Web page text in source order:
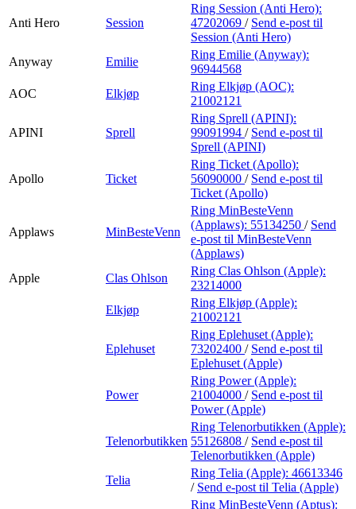
Anti Hero Session
Ring Session (Anti Hero):
47202069 / Send e-post til
Session (Anti Hero)
Anyway
Emilie
Ring Emilie (Anyway):
96944568
AOC
Elkjøp
Ring Elkjøp (AOC):
21002121
APINI Sprell
Ring Sprell (APINI):
99091994 / Send e-post til
Sprell (APINI)
Apollo Ticket
Ring Ticket (Apollo):
56090000 / Send e-post til
Ticket (Apollo)
Applaws MinBesteVenn
Ring MinBesteVenn
(Applaws): 55134250 / Send
e-post til MinBesteVenn
(Applaws)
Apple
Clas Ohlson
Ring Clas Ohlson (Apple):
23214000
Elkjøp
Ring Elkjøp (Apple):
21002121
Eplehuset
Ring Eplehuset (Apple):
73202400 / Send e-post til
Eplehuset (Apple)
Power
Ring Power (Apple):
21004000 / Send e-post til
Power (Apple)
Telenorbutikken
Ring Telenorbutikken (Apple):
55126808 / Send e-post til
Telenorbutikken (Apple)
Telia
Ring Telia (Apple): 46613346
/ Send e-post til Telia (Apple)
Ring MinBesteVenn (Aptus):